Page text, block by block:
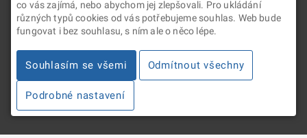
2026 © Digitální a informační agentura • Informace jsou poskytovány
v souladu se zákonem č. 106/1999 Sb., o svobodném přístupu
Verze 4.2.288
co vás zajímá, nebo abychom jej zlepšovali. Pro ukládání
různých typů cookies od vás potřebujeme souhlas. Web bude
fungovat i bez souhlasu, s ním ale o něco lépe.
Souhlasím se všemi Odmítnout všechny
Podrobné nastavení